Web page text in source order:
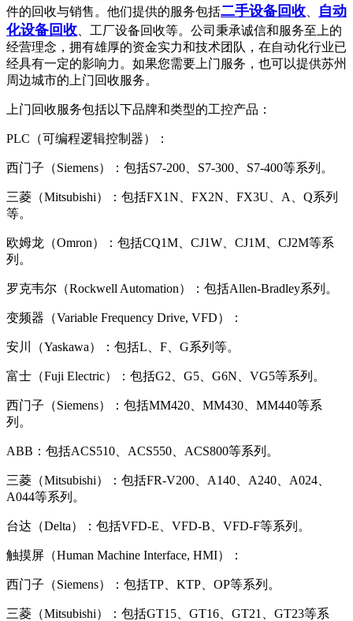
件的回收与销售。他们提供的服务包括二手设备回收
自动
化设备回收 、工厂设备回收等。公司秉承诚信和服务至上的
经营理念，拥有雄厚的资金实力和技术团队，在自动化行业已
经具有一定的影响力。如果您需要上门服务，也可以提供苏州
周边城市的上门回收服务。
上门回收服务包括以下品牌和类型的工控产品：
PLC（可编程逻辑控制器）：
西门子（Siemens）：包括S7-200、S7-300、S7-400等系列。
三菱（Mitsubishi）：包括FX1N、FX2N、FX3U、A、Q系列
等。
欧姆龙（Omron）：包括CQ1M、CJ1W、CJ1M、CJ2M等系
列。
罗克韦尔（Rockwell Automation）：包括Allen-Bradley系列。
变频器（Variable Frequency Drive, VFD）：
安川（Yaskawa）：包括L、F、G系列等。
富士（Fuji Electric）：包括G2、G5、G6N、VG5等系列。
西门子（Siemens）：包括MM420、MM430、MM440等系
列。
ABB：包括ACS510、ACS550、ACS800等系列。
三菱（Mitsubishi）：包括FR-V200、A140、A240、A024、
A044等系列。
台达（Delta）：包括VFD-E、VFD-B、VFD-F等系列。
触摸屏（Human Machine Interface, HMI）：
西门子（Siemens）：包括TP、KTP、OP等系列。
三菱（Mitsubishi）：包括GT15、GT16、GT21、GT23等系